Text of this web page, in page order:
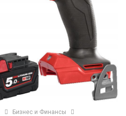
Бизнес и Финансы